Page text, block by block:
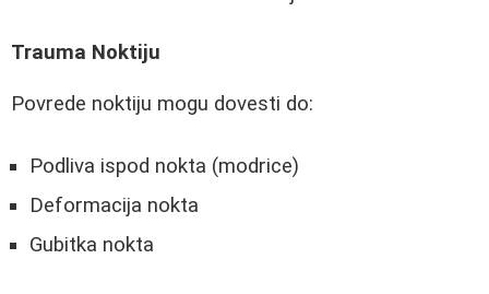
Trauma Noktiju
Povrede noktiju mogu dovesti do:
Podliva ispod nokta (modrice)
Deformacija nokta
Gubitka nokta